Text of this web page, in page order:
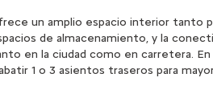
un amplio espacio interior tanto
de almacenamiento, y la
en la ciudad como en carretera.
1 o 3 asientos traseros para